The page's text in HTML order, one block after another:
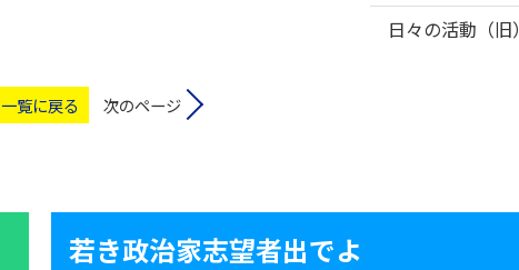
日々の活動（旧）
一覧に戻る 次のページ
若き政治家志望者出でよ